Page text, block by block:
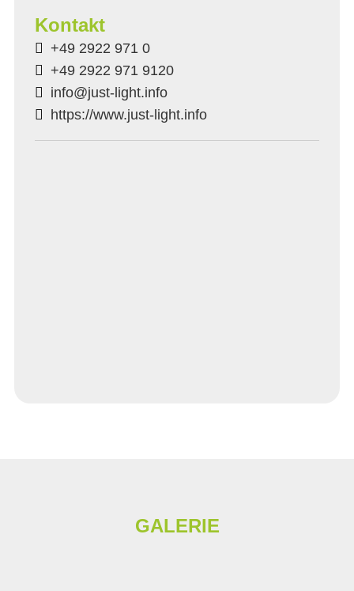
Kontakt
+49 2922 971 0
+49 2922 971 9120
info@just-light.info
https://www.just-light.info
GALERIE